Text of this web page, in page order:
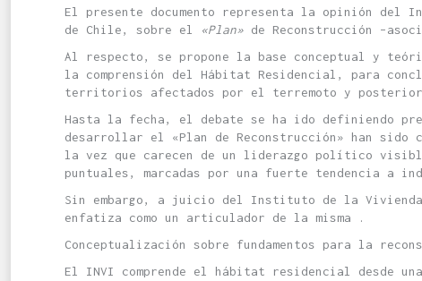
El presente documento representa la opinión
de Chile, sobre el
«Plan» de Reconstrucción
Al respecto, se propone la base conceptual y
la comprensión del Hábitat Residencial, para
territorios afectados por el terremoto y posterior
Hasta la fecha, el debate se ha ido definiendo
desarrollar el «Plan de Reconstrucción» han sido
la vez que carecen de un liderazgo político
puntuales, marcadas por una fuerte tendencia a
Sin embargo, a juicio del Instituto de la
enfatiza como un articulador de la misma .
Conceptualización sobre fundamentos para la
El INVI comprende el hábitat residencial desde